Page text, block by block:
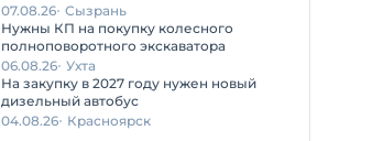
07.08.26 Сызрань
Нужны КП на покупку колесного
полноповоротного экскаватора
06.08.26 Ухта
На закупку в 2027 году нужен новый
дизельный автобус
04.08.26 Красноярск